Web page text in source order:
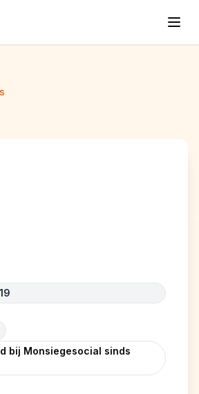
bij Monsiegesocial sinds